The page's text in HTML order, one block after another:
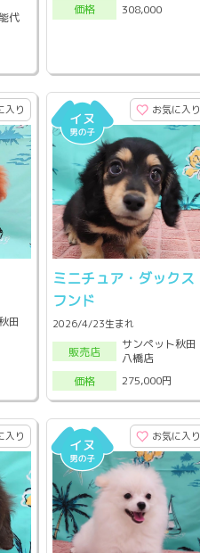
代
価格
308,000
入り
田
お気に入り
ミニチュア・ダックス
フンド
2026/4/23生まれ
販売店
サンペット秋田
八橋店
価格
275,000円
入り お気に入り